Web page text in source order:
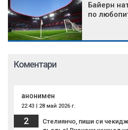
Байерн
по
Коментари
анонимен
22:43 | 28 май 2026 г.
2
Стелиянчо, пиши си